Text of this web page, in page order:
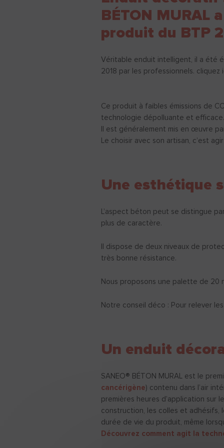
BÉTON MURAL
produit du BTP
Véritable enduit intelligent, il a été
2018 par les professionnels. cliquez
Ce produit à faibles émissions de
technologie dépolluante et efficace.
Il est généralement mis en œuvre
Le choisir avec son artisan, c’est
Une esthétique
L’aspect béton peut se distingue
plus de caractère.
Il dispose de deux niveaux de
très bonne résistance.
Nous proposons une palette de 20
Notre conseil déco : Pour relever
Un enduit
SANEO® BÉTON MURAL est le
cancérigène) contenu dans l’air
premières heures d’application sur
construction, les colles et adhésifs,
durée de vie du produit, même
Découvrez comment agit la